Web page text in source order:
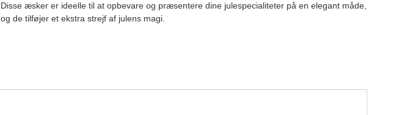
Læg i kurv
stk.
cupcakes
Disse æsker er ideelle til at opbevare og præsentere dine julespecialiteter på en elegant måde,
og de tilføjer et ekstra strejf af julens magi.